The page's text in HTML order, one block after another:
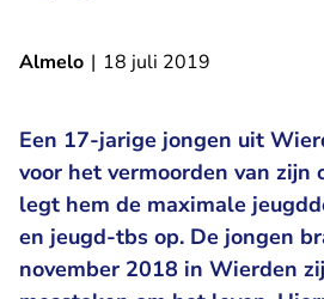
Almelo | 18 juli 2019
Een 17-jarige jongen uit
voor het vermoorden van zijn
legt hem de maximale
en jeugd-tbs op. De jongen
november 2018 in Wierden